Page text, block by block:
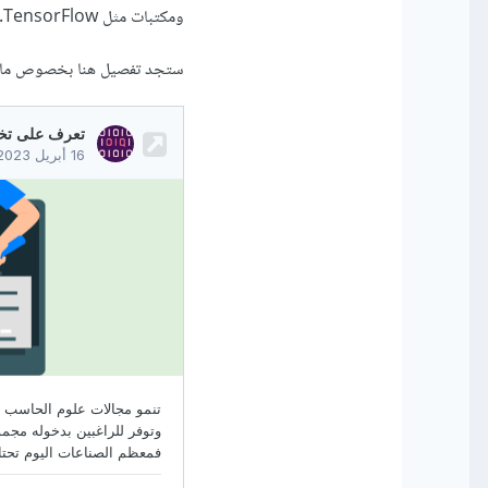
ومكتبات مثل TensorFlow.
ستجد تفصيل هنا بخصوص